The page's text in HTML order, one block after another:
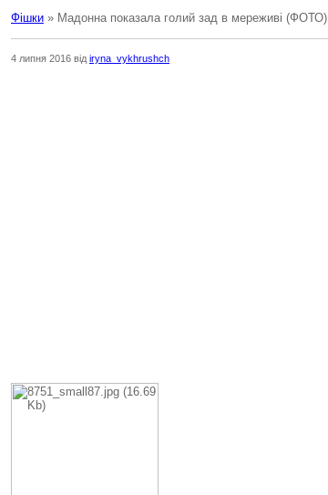
Фішки » Мадонна показала голий зад в мереживі (ФОТО)
4 липня 2016 від iryna_vykhrushch